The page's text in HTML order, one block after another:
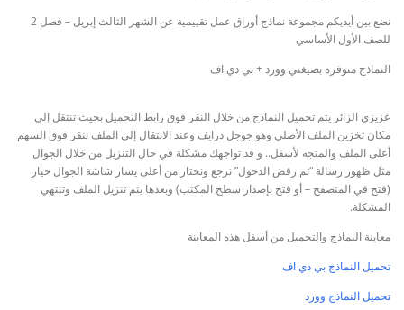
للصف الأول الأساسي
النماذج متوفرة بصيغتي وورد + بي دي اف
عزيزي الزائر يتم تحميل النماذج من خلال النقر فوق رابط التحميل بحيث تنتقل إلى
مكان تخزين الملف الأصلي وهو جوجل درايف وعند الانتقال إلى الملف ننقر فوق السهم
أعلى الملف والمتجه لأسفل.. و قد تواجهك مشكلة في حال التنزيل من خلال الجوال
مثل ظهور رسالة “تم رفض الدخول” نرجع ونختار من أعلى يسار شاشة الجوال خيار
(فتح في المتصفح – أو فتح بإصدار سطح المكتب) وبعدها يتم تنزيل الملف وتنتهي
المشكلة.
معاينة النماذج والتحميل من أسفل هذه المعاينة
تحميل النماذج بي دي اف
تحميل النماذج وورد